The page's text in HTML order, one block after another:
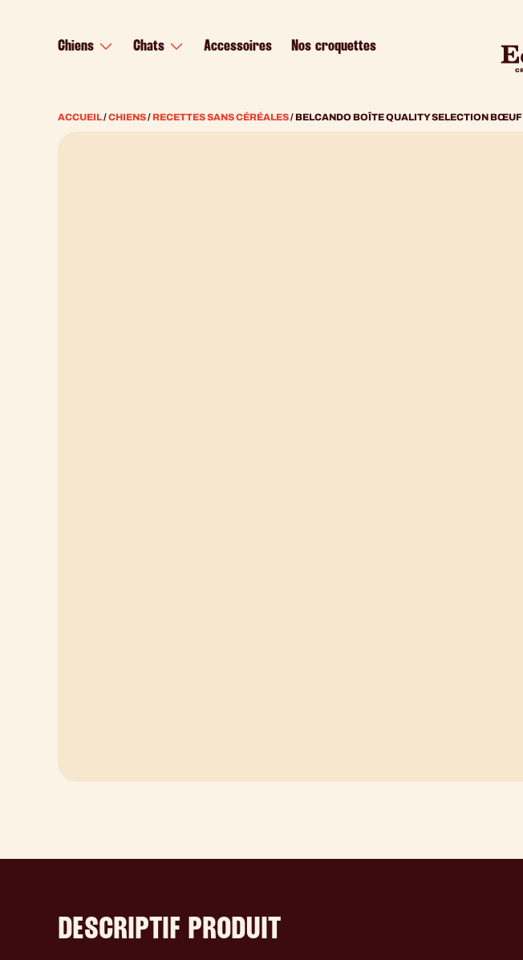
Chiens Chats Accessoires Nos croquettes
ACCUEIL/CHIENS/ RECETTES SANS CÉRÉALES/ BELCANDO BOÎTE QUALITY SELECTION BŒUF
DESCRIPTIF PRODUIT